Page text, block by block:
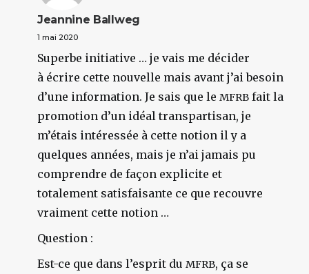
Jeannine Ballweg
1 mai 2020
Superbe initiative … je vais me décider
à écrire cette nouvelle mais avant j’ai besoin
d’une information. Je sais que le MFRB fait la
promotion d’un idéal transpartisan, je
m’étais intéressée à cette notion il y a
quelques années, mais je n’ai jamais pu
comprendre de façon explicite et
totalement satisfaisante ce que recouvre
vraiment cette notion …
Question :
Est-ce que dans l’esprit du MFRB, ça se